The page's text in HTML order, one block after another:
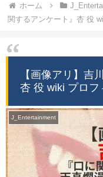
ホーム
関するアンケート』杏 役
【画像アリ】吉
杏 役 wiki プロフ
J_Entertainment